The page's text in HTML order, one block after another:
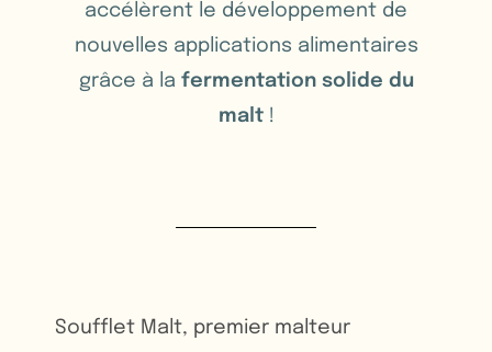
accélèrent le développement de
nouvelles applications alimentaires
grâce à la fermentation solide du
malt!
Soufflet Malt, premier malteur